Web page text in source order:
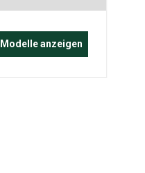
Modelle anzeigen